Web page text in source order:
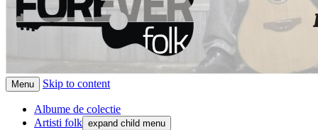
Menu Skip to content
Albume de colectie
Artisti folk expand child menu